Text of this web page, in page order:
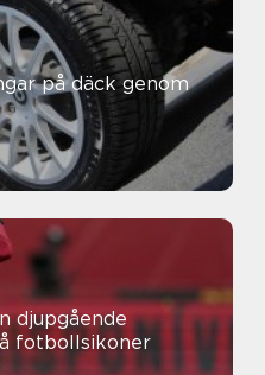
på däck genom
djupgående
fotbollsikoner